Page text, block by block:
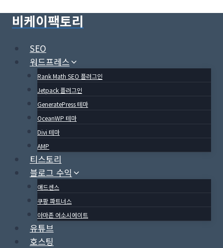
비케이팩토리
SEO
워드프레스
Rank Math SEO 플러그인
Jetpack 플러그인
GeneratePress 테마
OceanWP 테마
Divi 테마
AMP
티스토리
블로그 수익
애드센스
쿠팡 파트너스
아마존 어소시에이트
유튜브
호스팅